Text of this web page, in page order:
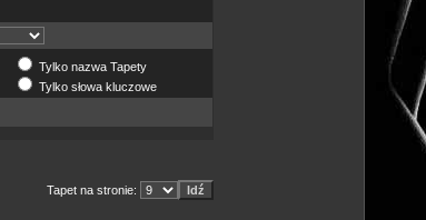
Tylko nazwa Tapety
Tylko słowa kluczowe
Tapet na stronie: